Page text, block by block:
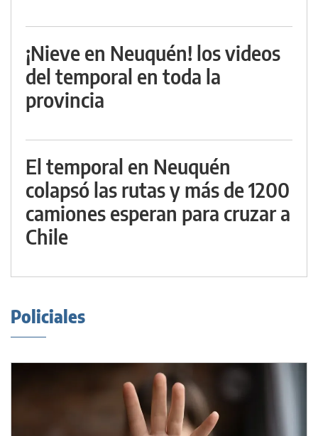
¡Nieve en Neuquén! los videos
del temporal en toda la
provincia
El temporal en Neuquén
colapsó las rutas y más de 1200
camiones esperan para cruzar a
Chile
Policiales